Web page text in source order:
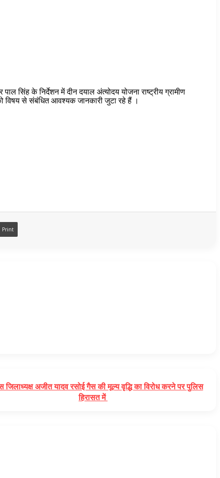
सिंह के निर्देशन में दीन दयाल अंत्योदय योजना राष्ट्रीय ग्रामीण
विषय से संबंधित आवश्यक जानकारी जुटा रहे हैं ।
Print
जिलाध्यक्ष अजीत यादव रसोई गैस की मूल्य वृद्धि का विरोध करने पर पुलिस
हिरासत में